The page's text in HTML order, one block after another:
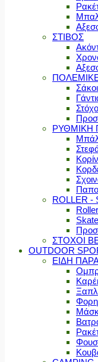
ΣΤΙΒΟΣ
ΡΥΘΜΙΚΗ
ROLLER -
ΣΤΟΧΟΙ
OUTDOOR
ΕΙΔΗ